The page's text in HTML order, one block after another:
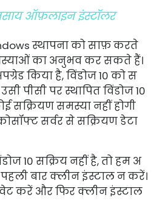
ऑफ़लाइन इंस्टॉलर
स्थापना को साफ़ करते
का अनुभव कर सकते हैं।
किया है, विंडोज 10 को स
पीसी पर स्थापित विंडोज 10
सक्रियण समस्या नहीं होगी
सर्वर से सक्रियण डेटा
10 सक्रिय नहीं है, तो हम अ
बार क्लीन इंस्टाल न करें।
करें और फिर क्लीन इंस्टाल